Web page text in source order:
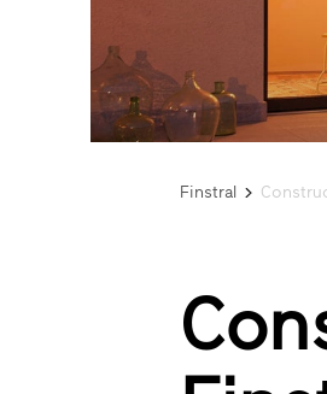
Finstral